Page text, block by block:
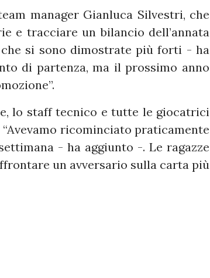
manager Gianluca Silvestri, che
e tracciare un bilancio dell’annata
si sono dimostrate più forti - ha
di partenza, ma il prossimo anno
lo staff tecnico e tutte le giocatrici
ricominciato praticamente
- ha aggiunto -. Le ragazze
un avversario sulla carta più